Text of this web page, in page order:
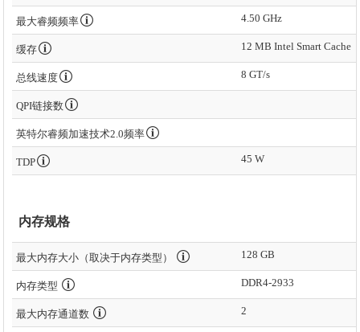
最大睿频频率 4.50 GHz
缓存 12 MB Intel Smart Cache
总线速度 8 GT/s
QPI链接数
英特尔睿频加速技术2.0频率
TDP 45 W
内存规格
最大内存大小（取决于内存类型） 128 GB
内存类型 DDR4-2933
最大内存通道数 2